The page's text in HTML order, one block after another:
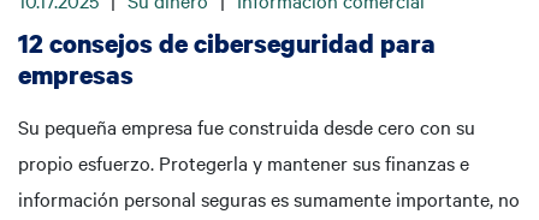
12 consejos de ciberseguridad para
empresas
Su pequeña empresa fue construida desde cero con su
propio esfuerzo. Protegerla y mantener sus finanzas e
información personal seguras es sumamente importante, no